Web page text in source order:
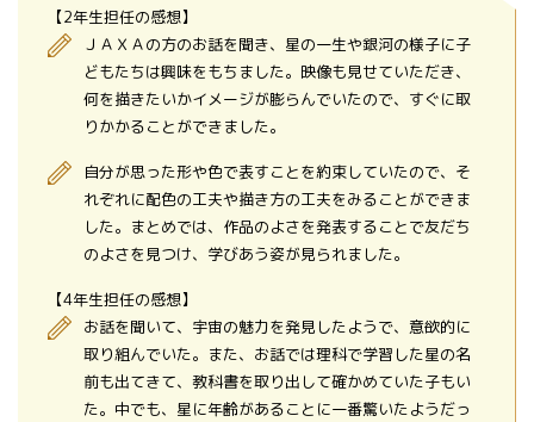
【2年生担任の感想】
ＪＡＸＡの方のお話を聞き、星の一生や銀河の様子に子
どもたちは興味をもちました。映像も見せていただき、
何を描きたいかイメージが膨らんでいたので、すぐに取
りかかることができました。
自分が思った形や色で表すことを約束していたので、そ
れぞれに配色の工夫や描き方の工夫をみることができま
した。まとめでは、作品のよさを発表することで友だち
のよさを見つけ、学びあう姿が見られました。
【4年生担任の感想】
お話を聞いて、宇宙の魅力を発見したようで、意欲的に
取り組んでいた。また、お話では理科で学習した星の名
前も出てきて、教科書を取り出して確かめていた子もい
た。中でも、星に年齢があることに一番驚いたようだっ